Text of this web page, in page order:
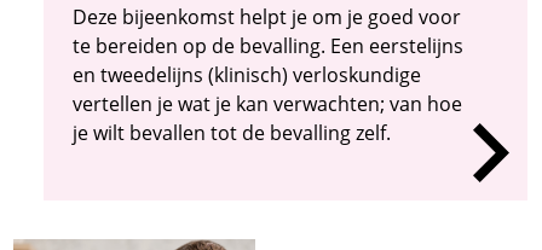
Deze bijeenkomst helpt je om je goed voor
te bereiden op de bevalling. Een eerstelijns
en tweedelijns (klinisch) verloskundige
vertellen je wat je kan verwachten; van hoe
je wilt bevallen tot de bevalling zelf.